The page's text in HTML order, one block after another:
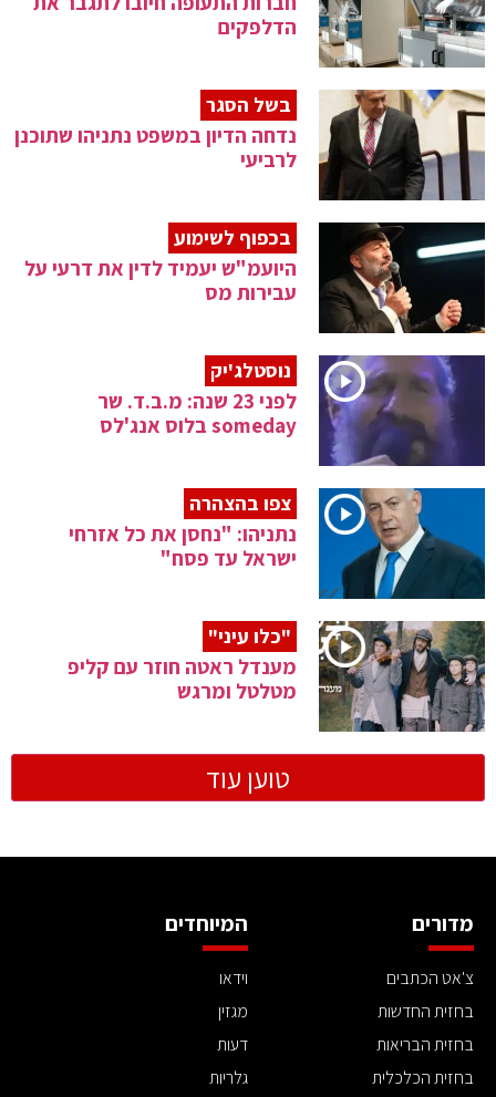
הדלפקים
בשל הסגר
נדחה הדיון במשפט נתניהו שתוכנן
לרביעי
בכפוף לשימוע
היועמ"ש יעמיד לדין את דרעי על
עבירות מס
נוסטלג'יק
לפני 23 שנה: מ.ב.ד. שר
someday בלוס אנג'לס
צפו בהצהרה
נתניהו: "נחסן את כל אזרחי
ישראל עד פסח"
"כלו עיני"
מענדל ראטה חוזר עם קליפ
מטלטל ומרגש
טוען עוד
מדורים
צ'אט הכתבים
בחזית החדשות
בחזית הבריאות
בחזית הכלכלית
המיוחדים
וידאו
מגזין
דעות
גלריות